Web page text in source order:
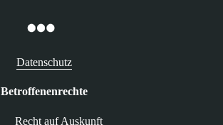
Datenschutz
Betroffenenrechte
Recht auf Auskunft